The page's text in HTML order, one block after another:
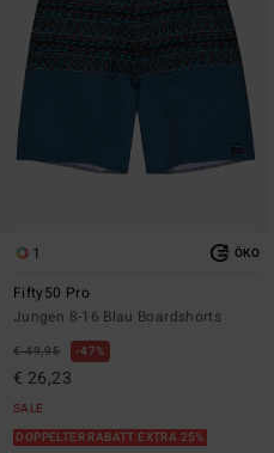
1 ÖKO
Fifty50 Pro
Jungen 8-16 Blau Boardshorts
€ 49,95 47%
€ 26,23
SALE
DOPPELTER RABATT EXTRA 25%